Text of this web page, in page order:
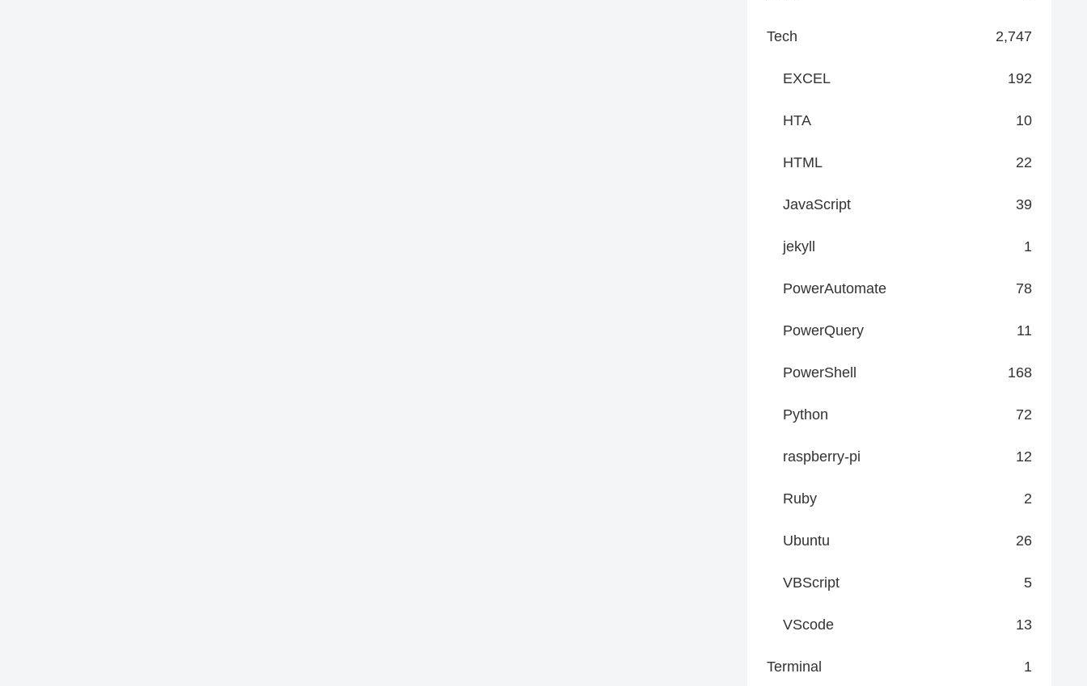
Tech 2,747
EXCEL 192
HTA 10
HTML 22
JavaScript 39
jekyll 1
PowerAutomate 78
PowerQuery 11
PowerShell 168
Python 72
raspberry-pi 12
Ruby 2
Ubuntu 26
VBScript 5
VScode 13
Terminal 1